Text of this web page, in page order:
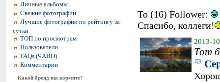
Личные альбомы
Свежие фотографии
Лучшие фотографии по рейтингу за
сутки
ТОП по просмотрам
Пользователи
FAQs (ЧАВО)
Комментарии
Какой бренд вы кормите?
To (16) Follower:
Спасибо, коллеги!
2013-
Тот